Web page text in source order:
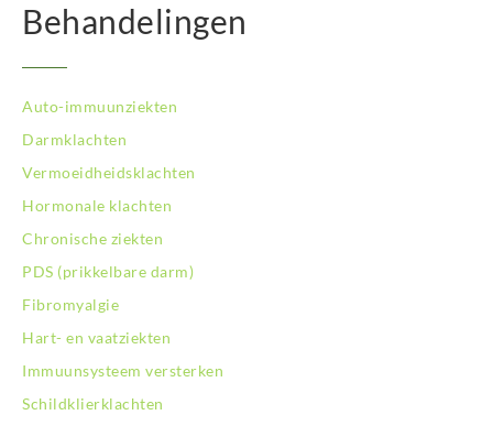
Behandelingen
Auto-immuunziekten
Darmklachten
Vermoeidheidsklachten
Hormonale klachten
Chronische ziekten
PDS (prikkelbare darm)
Fibromyalgie
Hart- en vaatziekten
Immuunsysteem versterken
Schildklierklachten